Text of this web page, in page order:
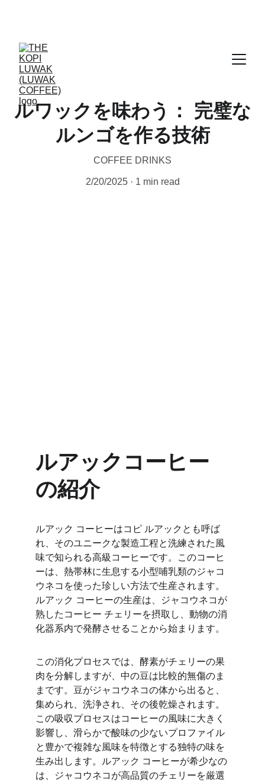
ルワックを味わう： 完璧な
ルンゴを作る技術
COFFEE DRINKS
2/20/2025 1 min read
ルアックコーヒー
の紹介
ルアック コーヒーはコピ ルアックとも呼ば
れ、そのユニークな製造工程と洗練された風
味で知られる高級コーヒーです。このコーヒ
ーは、熱帯林に生息する小型哺乳類のジャコ
ウネコを使った珍しい方法で生産されます。
ルアック コーヒーの生産は、ジャコウネコが
熟したコーヒー チェリーを摂取し、動物の消
化器系内で発酵させることから始まります。
この消化プロセスでは、酵素がチェリーの果
肉を分解しますが、中の豆は比較的無傷のま
まです。豆がジャコウネコの体から出ると、
集められ、洗浄され、その後乾燥されます。
この吸収プロセスはコーヒーの風味に大きく
影響し、滑らかで酸味の少ないプロファイル
と豊かで複雑な風味を特徴とする独特の味を
生み出します。ルアック コーヒーが希少なの
は、ジャコウネコが高品質のチェリーを厳選